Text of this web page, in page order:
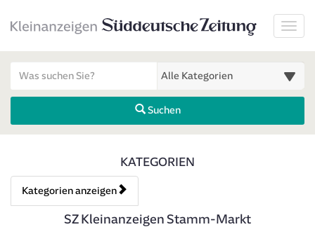
Suchen
Kategorien & Anzeigen
KATEGORIEN
Kategorien anzeigen
Bedienhinweis: Navigieren Sie mit Tab (Shift+Tab zurück).
Rubrik:
SZ Kleinanzeigen Stamm-Markt